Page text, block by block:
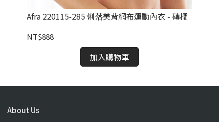
Afra 220115-285 俐落美背網布運動內衣 - 磚橘
NT$888
加入購物車
About Us